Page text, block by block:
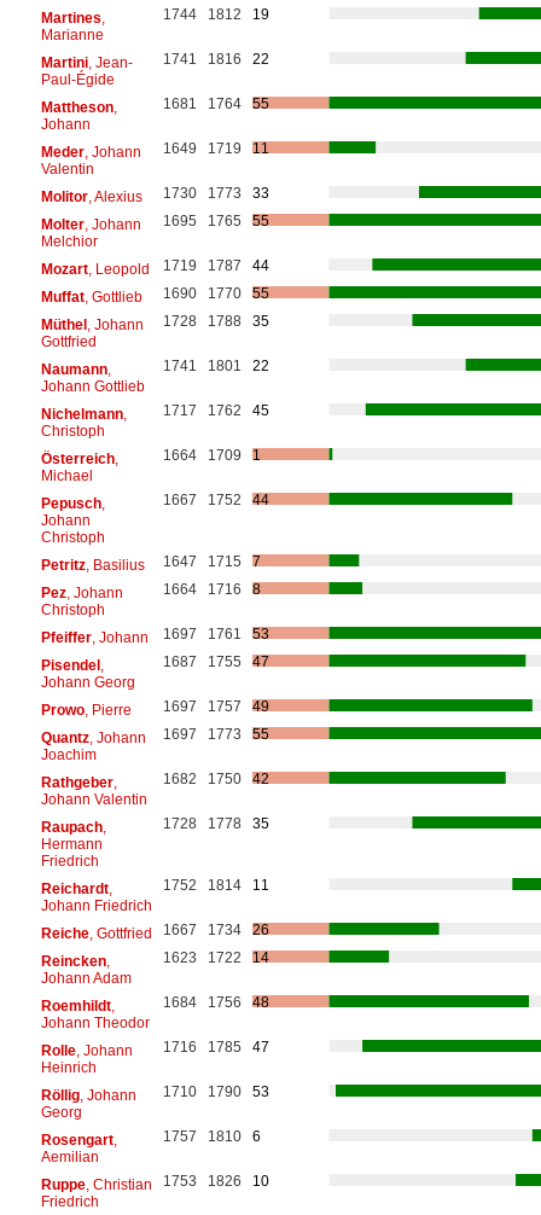
Martines
Marianne
1744 1812 19
Martini, Jean-
Paul-Égide
1741 1816 22
Mattheson,
Johann
1681 1764 55
Meder, Johann
Valentin
1649 1719 11
Molitor, Alexius 1730 1773
33
Molter, Johann
Melchior
1695 1765 55
Mozart, Leopold 1719 1787
44
Muffat, Gottlieb 1690 1770
55
Müthel, Johann
Gottfried
1728 1788 35
Naumann,
Johann Gottlieb
1741 1801 22
Nichelmann,
Christoph
1717 1762 45
Österreich,
Michael
1664 1709 1
Pepusch,
Johann
Christoph
1667 1752 44
Petritz, Basilius 1647 1715
7
Pez, Johann
Christoph
1664 1716 8
Pfeiffer, Johann 1697 1761
53
Pisendel,
Johann Georg
1687 1755 47
Prowo, Pierre 1697 1757
49
Quantz, Johann
Joachim
1697 1773 55
Rathgeber,
Johann Valentin
1682 1750 42
Raupach,
Hermann
Friedrich
1728 1778 35
Reichardt,
Johann Friedrich
1752 1814 11
Reiche, Gottfried 1667 1734
26
Reincken,
Johann Adam
1623 1722 14
Roemhildt,
Johann Theodor
1684 1756 48
Rolle, Johann
Heinrich
1716 1785 47
Röllig, Johann
Georg
1710 1790 53
Rosengart,
Aemilian
1757 1810 6
Ruppe, Christian
Friedrich
1753 1826 10